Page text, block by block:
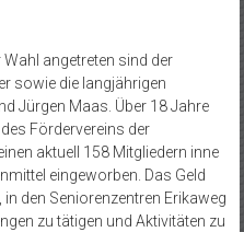
angetreten sind der
sowie die langjährigen
Jürgen Maas. Über 18 Jahre
Fördervereins der
aktuell 158 Mitgliedern inne
eingeworben. Das Geld
den Seniorenzentren Erikaweg
zu tätigen und Aktivitäten zu